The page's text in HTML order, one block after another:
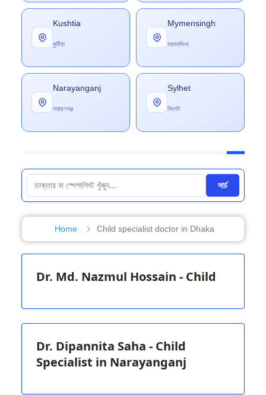
Kushtia
কুষ্টিয়া
Mymensingh
ময়মনসিংহ
Narayanganj
নারায়ণগঞ্জ
Sylhet
সিলেট
সার্চ
Home Child specialist doctor in Dhaka
Dr. Md. Nazmul Hossain - Child
Dr. Dipannita Saha - Child
Specialist in Narayanganj